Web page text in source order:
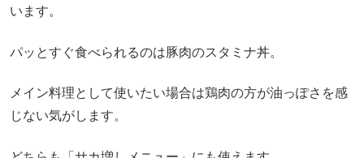
います。
パッとすぐ食べられるのは豚肉のスタミナ丼。
メイン料理として使いたい場合は鶏肉の方が油っぽさを感
じない気がします。